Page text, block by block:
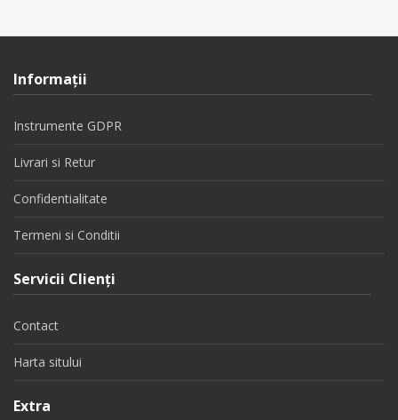
Informaţii
Instrumente GDPR
Livrari si Retur
Confidentialitate
Termeni si Conditii
Servicii Clienţi
Contact
Harta sitului
Extra